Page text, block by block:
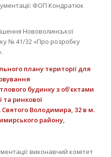
ФОП Кондратюк
Нововолинської
№ 41/32 «Про розробку
плану території для
будинку з об’єктами
та ринкової
Святого Володимира, 32 в м.
району,
виконавчий комітет